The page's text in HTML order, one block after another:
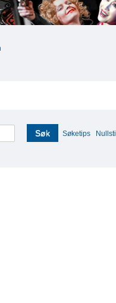
Søk Søketips Nullstill